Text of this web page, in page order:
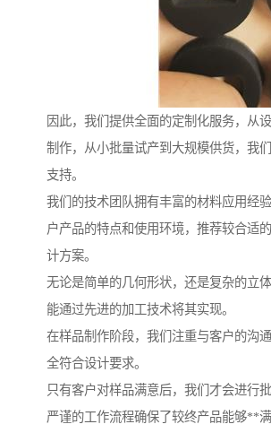
因此，我们提供全面的定制化服务，从
制作，从小批量试产到大规模供货，我
支持。
我们的技术团队拥有丰富的材料应用经
户产品的特点和使用环境，推荐较合适
计方案。
无论是简单的几何形状，还是复杂的立
能通过先进的加工技术将其实现。
在样品制作阶段，我们注重与客户的沟
全符合设计要求。
只有客户对样品满意后，我们才会进行
严谨的工作流程确保了较终产品能够**满